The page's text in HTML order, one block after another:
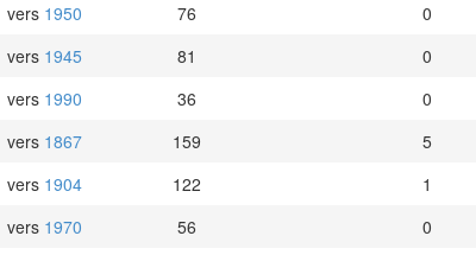
vers 1950 76
0
vers 1945 81
0
vers 1990 36
0
vers 1867 159 5
vers 1904 122 1
vers 1970 56
0